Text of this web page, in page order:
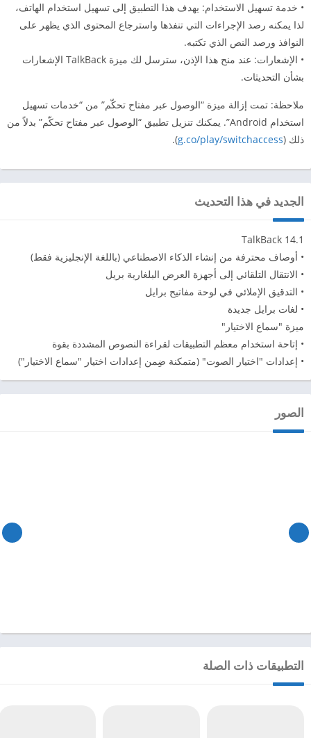
• خدمة تسهيل الاستخدام: يهدف هذا التطبيق إلى تسهيل استخدام الهاتف،
لذا يمكنه رصد الإجراءات التي تنفذها واسترجاع المحتوى الذي يظهر على
النوافذ ورصد النص الذي تكتبه.
• الإشعارات: عند منح هذا الإذن، سترسل لك ميزة TalkBack الإشعارات
بشأن التحديثات.
ملاحظة: تمت إزالة ميزة “الوصول عبر مفتاح تحكّم” من “خدمات تسهيل
استخدام Android”. يمكنك تنزيل تطبيق “الوصول عبر مفتاح تحكّم” بدلاً من
ذلك (g.co/play/switchaccess
).
الجديد في هذا التحديث
• أوصاف محترفة من إنشاء الذكاء الاصطناعي (باللغة الإنجليزية فقط)
• الانتقال التلقائي إلى أجهزة العرض البلغارية بريل
• التدقيق الإملائي في لوحة مفاتيح برايل
• لغات برايل جديدة
ميزة "سماع الاختيار"
• إتاحة استخدام معظم التطبيقات لقراءة النصوص المشددة بقوة
• إعدادات "اختيار الصوت" (متمكنة ضِِمن إعدادات اختيار "سماع الاختيار")
الصور
التطبيقات ذات الصلة